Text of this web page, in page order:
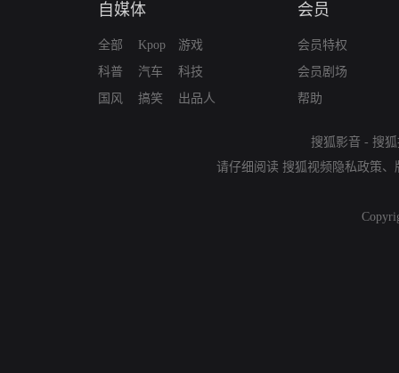
自媒体
全部
科普
国风
Kpop
汽车
搞笑
游戏
科技
出品人
会员
会员特权
会员剧场
帮助
搜狐影音 - 搜
请仔细阅读 搜狐视频隐私政策、